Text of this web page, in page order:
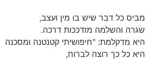
מביס כל דבר שיש בו מין ועצב,
שגרה והשלמה מזדככות דרכה.
היא מדקלמת: "חיפושיתי קטנטנה ומסכנה
היא כל כך רוצה לברוח,